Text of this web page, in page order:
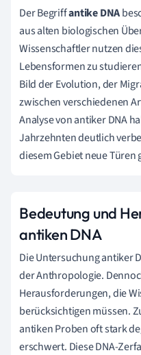
Der Begriffantike DNA
aus alten biologischen
Wissenschaftler nutzen
Lebensformen zu
Bild der Evolution, der
zwischen verschiedenen
Analyse von antiker DNA
Jahrzehnten deutlich
diesem Gebiet neue Türen
Bedeutung und
antiken DNA
Die Untersuchung antiker
der Anthropologie.
Herausforderungen, die
berücksichtigen müssen.
antiken Proben oft stark
erschwert. Diese DNA-